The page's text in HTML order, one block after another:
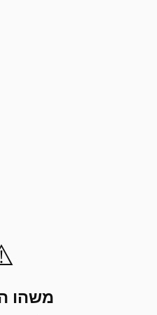
משהו